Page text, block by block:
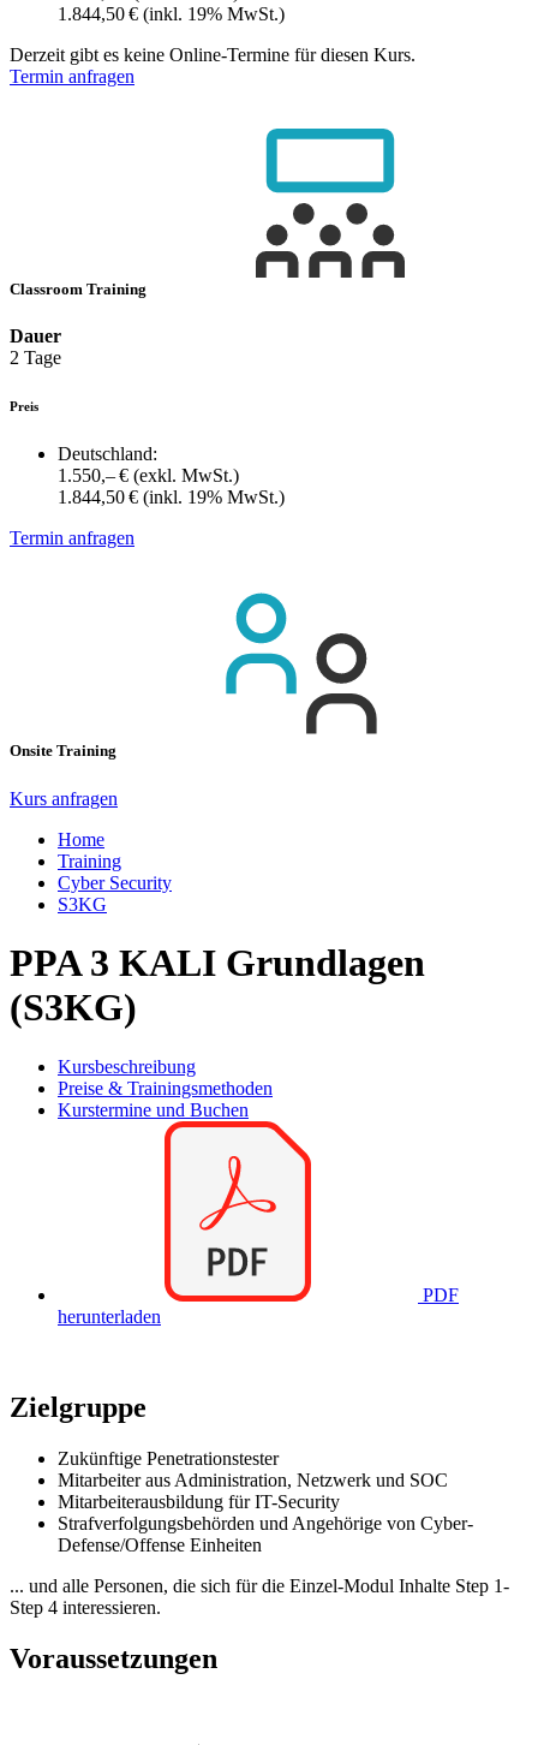
1.844,50 € (inkl. 19% MwSt.)
Derzeit gibt es keine Online-Termine für diesen Kurs.
Termin anfragen
Classroom Training
Dauer
2 Tage
Preis
Deutschland:
1.550,– € (exkl. MwSt.)
1.844,50 € (inkl. 19% MwSt.)
Termin anfragen
Onsite Training
Kurs anfragen
Home
Training
Cyber Security
S3KG
PPA 3 KALI Grundlagen
(S3KG)
Kursbeschreibung
Preise & Trainingsmethoden
Kurstermine und Buchen
PDF
herunterladen
Zielgruppe
Zukünftige Penetrationstester
Mitarbeiter aus Administration, Netzwerk und SOC
Mitarbeiterausbildung für IT-Security
Strafverfolgungsbehörden und Angehörige von Cyber-
Defense/Offense Einheiten
... und alle Personen, die sich für die Einzel-Modul Inhalte Step 1-
Step 4 interessieren.
Voraussetzungen